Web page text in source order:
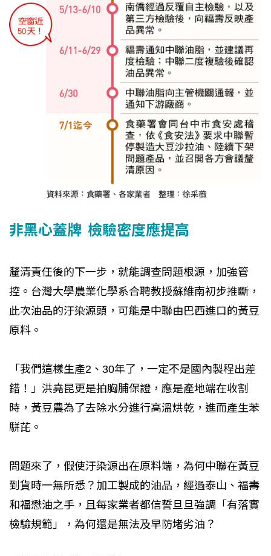
非黑心蓋牌 檢驗密度應提高
釐清責任後的下一步，就能調查問題根源，加強管
控。台灣大學農業化學系合聘教授蘇維南初步推斷，
此次油品的汙染源頭，可能是中聯由巴西進口的黃豆
原料。
「我們這樣生產2、30年了，一定不是國內製程出差
錯！」洪堯昆更是拍胸脯保證，應是產地端在收割
時，黃豆農為了去除水分進行高溫烘乾，進而產生苯
駢芘。
問題來了，假使汙染源出在原料端，為何中聯在黃豆
到貨時一無所悉？加工製成的油品，經過泰山、福壽
和福懋油之手，且每家業者都信誓旦旦強調「有落實
檢驗規範」，為何還是無法及早防堵劣油？